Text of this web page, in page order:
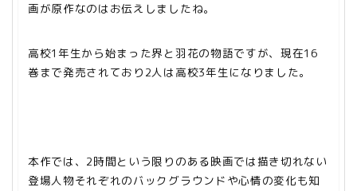
画が原作なのはお伝えしましたね。
高校1年生から始まった界と羽花の物語ですが、現在16
巻まで発売されており2人は高校3年生になりました。
本作では、2時間という限りのある映画では描き切れない
登場人物それぞれのバックグラウンドや心情の変化も知